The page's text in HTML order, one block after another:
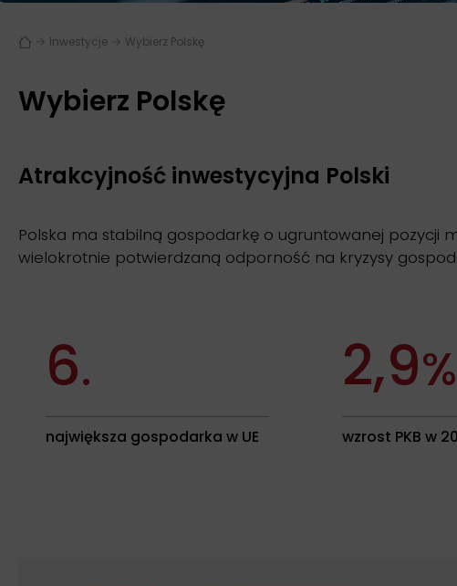
Inwestycje Wybierz Polskę
Wybierz Polskę
Atrakcyjność inwestycyjna Polski
Polska ma stabilną gospodarkę o ugruntowanej pozycji
wielokrotnie potwierdzaną odporność na kryzysy
6.
największa gospodarka w UE
2,9%
wzrost PKB w